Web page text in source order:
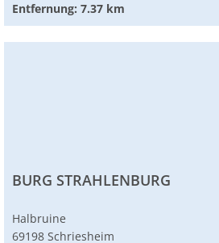
Entfernung: 7.37 km
BURG STRAHLENBURG
Halbruine
69198 Schriesheim